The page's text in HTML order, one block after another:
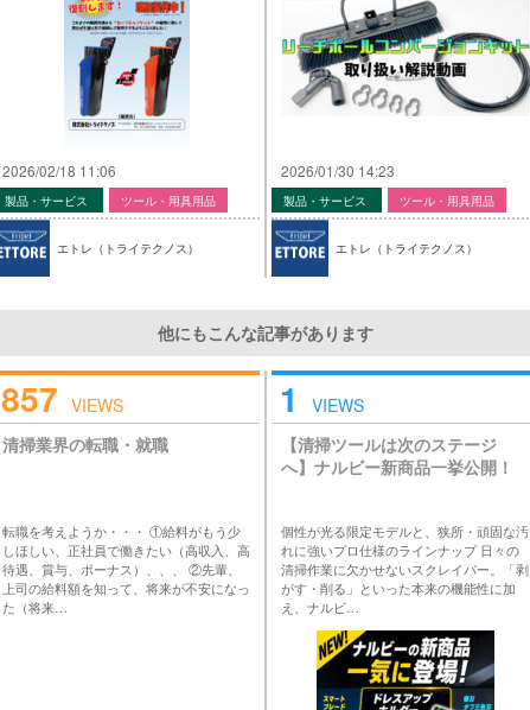
2026/02/18 11:06
製品・サービス ツール・用具用品
エトレ（トライテクノス）
2026/01/30 14:23
製品・サービス ツール・用具用品
エトレ（トライテクノス）
他にもこんな記事があります
857 VIEWS
清掃業界の転職・就職
転職を考えようか・・・ ①給料がもう少
しほしい、正社員で働きたい（高収入、高
待遇、賞与、ボーナス）、、、 ②先輩、
上司の給料額を知って、将来が不安になっ
た（将来…
1
VIEWS
【清掃ツールは次のステージ
へ】ナルビー新商品一挙公開！
個性が光る限定モデルと、狭所・頑固な汚
れに強いプロ仕様のラインナップ 日々の
清掃作業に欠かせないスクレイパー。「剥
がす・削る」といった本来の機能性に加
え、ナルビ…